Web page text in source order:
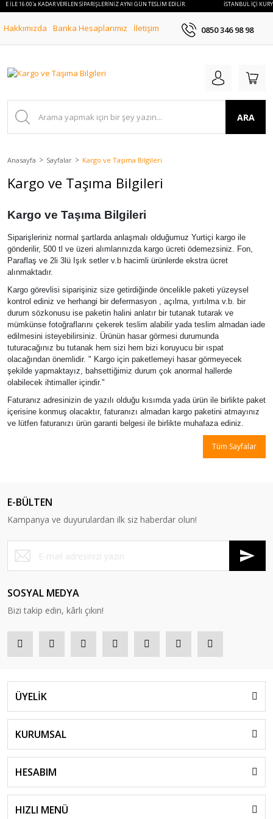
İLE 16:00'a KADAR VERİLEN SİPARİŞLERİNİZ AYNI GÜN TESLİM EDİLİR. İSTANBUL İÇİ
Hakkımızda Banka Hesaplarımız İletişim 0850 346 98 98
ARA
Anasayfa Sayfalar Kargo ve Taşıma Bilgileri
Kargo ve Taşıma Bilgileri
Kargo ve Taşıma Bilgileri
Siparişleriniz normal şartlarda anlaşmalı olduğumuz Yurtiçi kargo ile
gönderilir, 500 tl ve üzeri alımlarınızda kargo ücreti ödemezsiniz. Fon,
Paraflaş ve 2li 3lü Işık setler v.b hacimli ürünlerde ekstra ücret
alınmaktadır.
Kargo görevlisi siparişiniz size getirdiğinde öncelikle paketi yüzeysel
kontrol ediniz ve herhangi bir defermasyon , açılma, yırtılma v.b. bir
durum sözkonusu ise paketin halini anlatır bir tutanak tutarak ve
mümkünse fotoğraflarını çekerek teslim alabilir yada teslim almadan iade
edilmesini isteyebilirsiniz. Ürünün hasar görmesi durumunda
tuturacağınız bu tutanak hem sizi hem bizi koruyucu bir ıspat
olacağından önemlidir. " Kargo için paketlemeyi hasar görmeyecek
şekilde yapmaktayız, bahsettiğimiz durum çok anormal hallerde
olabilecek ihtimaller içindir."
Faturanız adresinizin de yazılı olduğu kısımda yada ürün ile birlikte paket
içerisine konmuş olacaktır, faturanızı almadan kargo paketini atmayınız
ve lütfen faturanızı ürün garanti belgesi ile birlikte muhafaza ediniz.
Tüm Sayfalar
E-BÜLTEN
Kampanya ve duyurulardan ilk siz haberdar olun!
SOSYAL MEDYA
Bizi takip edin, kârlı çıkın!
ÜYELİK
KURUMSAL
HESABIM
HIZLI MENÜ